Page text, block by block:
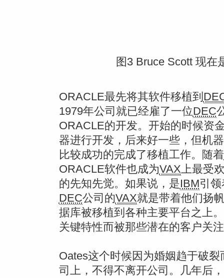
图3 Bruce Scott 现在
ORACLE最先将其软件移植到
1979年公司就已经雇了一位DEC
ORACLE的开发。开始的时候资
器进行开发，后来好一些，但机
比较成功的完成了移植工作。随着
ORACLE软件也成为VAX上最受
的先知先觉。如果说，是IBM引
DEC公司的VAX就是带着他们扬
据库被移植到各种主要平台之上
关键特性而被那些潜在的客户关
Oates这个时候因为婚姻趋于破
司上，不得不离开公司。几年后